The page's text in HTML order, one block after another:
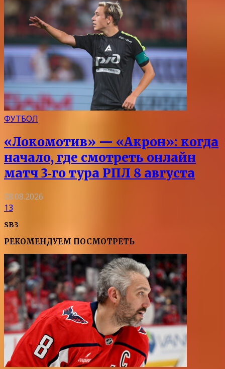
ФУТБОЛ
«Локомотив» — «Акрон»: когда
начало, где смотреть онлайн
матч 3‑го тура РПЛ 8 августа
08.08.2026
13
SB3
РЕКОМЕНДУЕМ ПОСМОТРЕТЬ